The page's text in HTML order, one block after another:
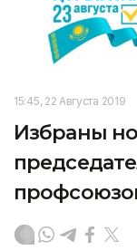
15:45, 22 Августа 2019
Избраны